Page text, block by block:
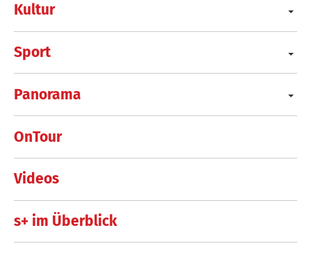
Kultur
Sport
Panorama
OnTour
Videos
s+ im Überblick